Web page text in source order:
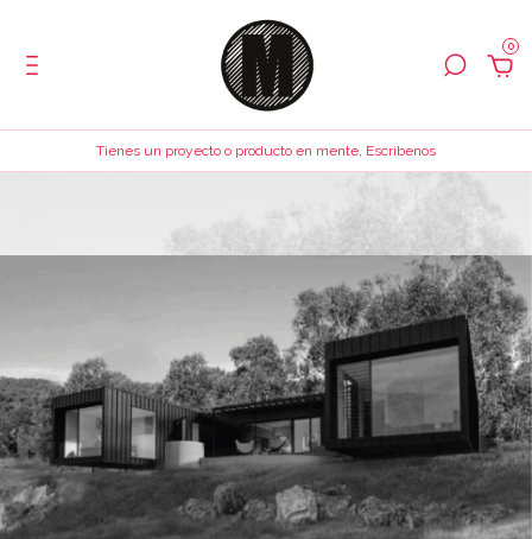
0
Tienes un proyecto o producto en mente, Escribenos